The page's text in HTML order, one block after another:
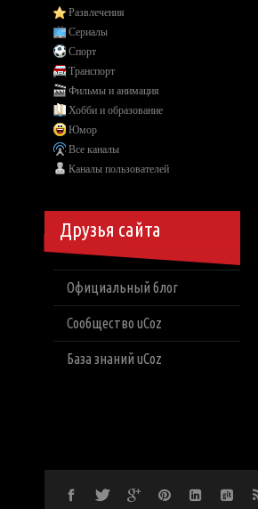
Развлечения
Сериалы
Спорт
Транспорт
Фильмы и анимация
Хобби и образование
Юмор
Все каналы
Каналы пользователей
Друзья сайта
Официальный блог
Сообщество uCoz
База знаний uCoz